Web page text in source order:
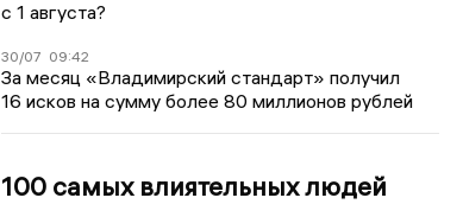
с 1 августа?
30/07 09:42
За месяц «Владимирский стандарт» получил
16 исков на сумму более 80 миллионов рублей
100 самых влиятельных людей